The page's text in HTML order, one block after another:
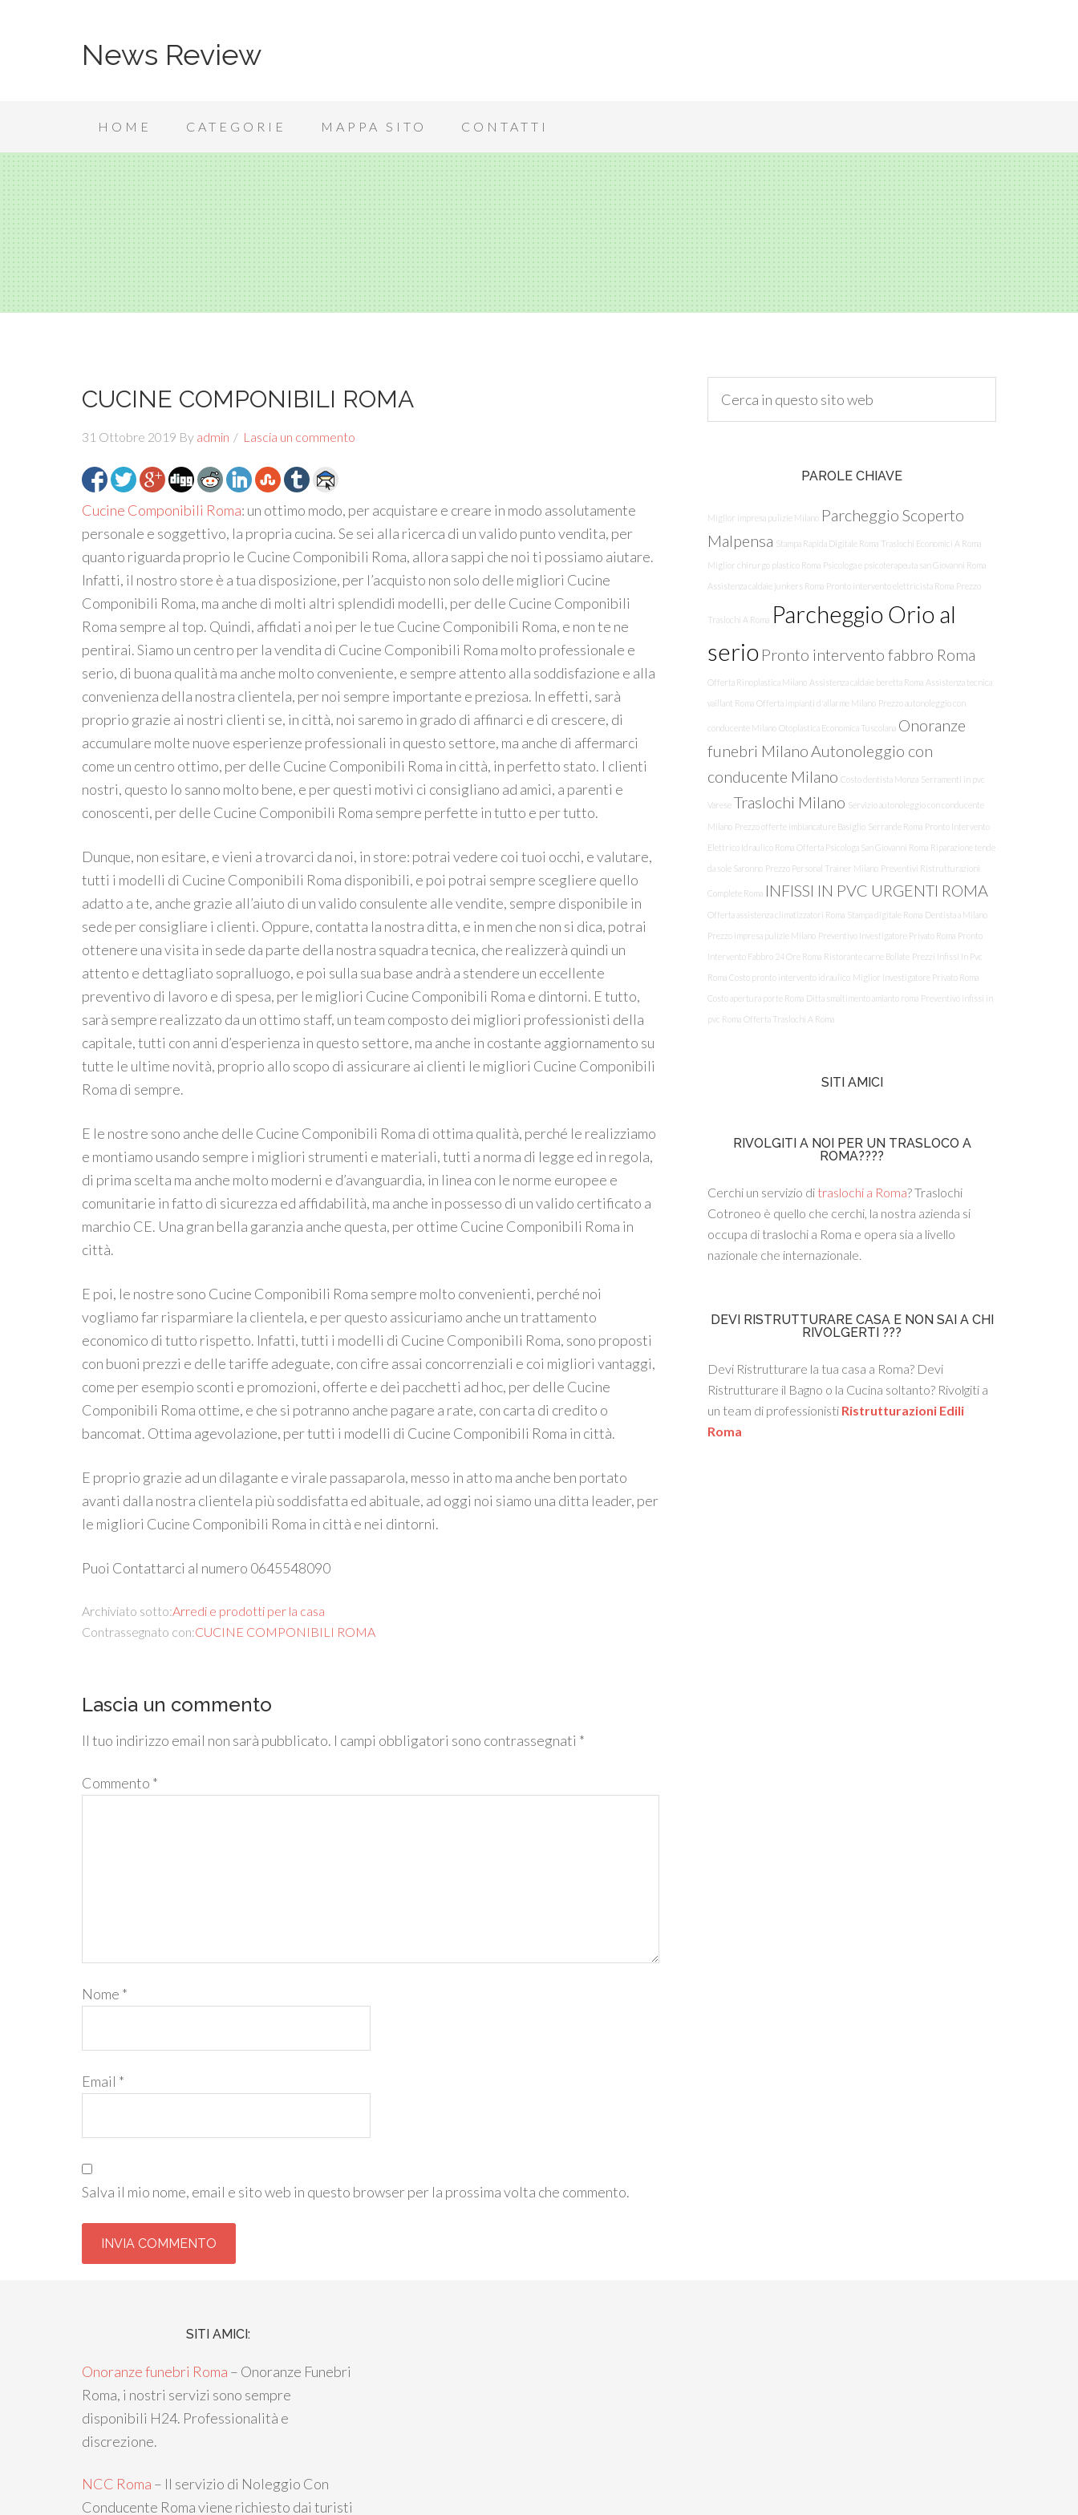
News Review
HOME CATEGORIE MAPPA SITO CONTATTI
CUCINE COMPONIBILI ROMA
31 Ottobre 2019 By admin Lascia un commento
Cucine Componibili Roma: un ottimo modo, per acquistare e creare in modo assolutamente
personale e soggettivo, la propria cucina. Se sei alla ricerca di un valido punto vendita, per
quanto riguarda proprio le Cucine Componibili Roma, allora sappi che noi ti possiamo aiutare.
Infatti, il nostro store è a tua disposizione, per l’acquisto non solo delle migliori Cucine
Componibili Roma, ma anche di molti altri splendidi modelli, per delle Cucine Componibili
Roma sempre al top. Quindi, affidati a noi per le tue Cucine Componibili Roma, e non te ne
pentirai. Siamo un centro per la vendita di Cucine Componibili Roma molto professionale e
serio, di buona qualità ma anche molto conveniente, e sempre attento alla soddisfazione e alla
convenienza della nostra clientela, per noi sempre importante e preziosa. In effetti, sarà
proprio grazie ai nostri clienti se, in città, noi saremo in grado di affinarci e di crescere, di
accumulare molte nuove esperienze professionali in questo settore, ma anche di affermarci
come un centro ottimo, per delle Cucine Componibili Roma in città, in perfetto stato. I clienti
nostri, questo lo sanno molto bene, e per questi motivi ci consigliano ad amici, a parenti e
conoscenti, per delle Cucine Componibili Roma sempre perfette in tutto e per tutto.
Dunque, non esitare, e vieni a trovarci da noi, in store: potrai vedere coi tuoi occhi, e valutare,
tutti i modelli di Cucine Componibili Roma disponibili, e poi potrai sempre scegliere quello
adatto a te, anche grazie all’aiuto di un valido consulente alle vendite, sempre disponibile in
sede per consigliare i clienti. Oppure, contatta la nostra ditta, e in men che non si dica, potrai
ottenere una visita in sede da parte della nostra squadra tecnica, che realizzerà quindi un
attento e dettagliato sopralluogo, e poi sulla sua base andrà a stendere un eccellente
preventivo di lavoro e di spesa, per le migliori Cucine Componibili Roma e dintorni. E tutto,
sarà sempre realizzato da un ottimo staff, un team composto dei migliori professionisti della
capitale, tutti con anni d’esperienza in questo settore, ma anche in costante aggiornamento su
tutte le ultime novità, proprio allo scopo di assicurare ai clienti le migliori Cucine Componibili
Roma di sempre.
E le nostre sono anche delle Cucine Componibili Roma di ottima qualità, perché le realizziamo
e montiamo usando sempre i migliori strumenti e materiali, tutti a norma di legge ed in regola,
di prima scelta ma anche molto moderni e d’avanguardia, in linea con le norme europee e
comunitarie in fatto di sicurezza ed affidabilità, ma anche in possesso di un valido certificato a
marchio CE. Una gran bella garanzia anche questa, per ottime Cucine Componibili Roma in
città.
E poi, le nostre sono Cucine Componibili Roma sempre molto convenienti, perché noi
vogliamo far risparmiare la clientela, e per questo assicuriamo anche un trattamento
economico di tutto rispetto. Infatti, tutti i modelli di Cucine Componibili Roma, sono proposti
con buoni prezzi e delle tariffe adeguate, con cifre assai concorrenziali e coi migliori vantaggi,
come per esempio sconti e promozioni, offerte e dei pacchetti ad hoc, per delle Cucine
Componibili Roma ottime, e che si potranno anche pagare a rate, con carta di credito o
bancomat. Ottima agevolazione, per tutti i modelli di Cucine Componibili Roma in città.
E proprio grazie ad un dilagante e virale passaparola, messo in atto ma anche ben portato
avanti dalla nostra clientela più soddisfatta ed abituale, ad oggi noi siamo una ditta leader, per
le migliori Cucine Componibili Roma in città e nei dintorni.
Puoi Contattarci al numero 0645548090
Archiviato sotto:Arredi e prodotti per la casa
Contrassegnato con:CUCINE COMPONIBILI ROMA
Lascia un commento
Il tuo indirizzo email non sarà pubblicato. I campi obbligatori sono contrassegnati *
Commento *
Nome *
Email *
Salva il mio nome, email e sito web in questo browser per la prossima volta che commento.
PAROLE CHIAVE
Miglior impresa pulizie Milano Parcheggio Scoperto
Malpensa Stampa Rapida Digitale Roma Traslochi Economici A Roma
Miglior chirurgo plastico Roma Psicologa e psicoterapeuta san Giovanni Roma
Assistenza caldaie junkers Roma Pronto intervento elettricista Roma Prezzo
Traslochi A Roma Parcheggio Orio al
serio Pronto intervento fabbro Roma
Offerta Rinoplastica Milano Assistenza caldaie beretta Roma Assistenza tecnica
vaillant Roma Offerta impianti d'allarme Milano Prezzo autonoleggio con
conducente Milano Otoplastica Economica Tuscolana Onoranze
funebri MilanoAutonoleggio con
conducente Milano Costo dentista Monza Serramenti in pvc
Varese Traslochi Milano Servizio autonoleggio con conducente
Milano Prezzo offerte imbiancature Basiglio Serrande Roma Pronto Intervento
Elettrico Idraulico Roma Offerta Psicologa San Giovanni Roma Riparazione tende
da sole Saronno Prezzo Personal Trainer Milano Preventivi Ristrutturazioni
Complete Roma INFISSI IN PVC URGENTI ROMA
Offerta assistenza climatizzatori Roma Stampa digitale Roma Dentista a Milano
Prezzo impresa pulizie Milano Preventivo Investigatore Privato Roma Pronto
Intervento Fabbro 24 Ore Roma Ristorante carne Bollate Prezzi Infissi In Pvc
Roma Costo pronto intervento idraulico Miglior Investigatore Privato Roma
Costo apertura porte Roma Ditta smaltimento amianto roma Preventivo infissi in
pvc Roma Offerta Traslochi A Roma
SITI AMICI
RIVOLGITI A NOI PER UN TRASLOCO A
ROMA????
Cerchi un servizio di traslochi a Roma? Traslochi
Cotroneo è quello che cerchi, la nostra azienda si
occupa di traslochi a Roma e opera sia a livello
nazionale che internazionale.
DEVI RISTRUTTURARE CASA E NON SAI A CHI
RIVOLGERTI ???
Devi Ristrutturare la tua casa a Roma? Devi
Ristrutturare il Bagno o la Cucina soltanto? Rivolgiti a
un team di professionisti Ristrutturazioni Edili
Roma
SITI AMICI:
Onoranze funebri Roma – Onoranze Funebri
Roma, i nostri servizi sono sempre
disponibili H24. Professionalità e
discrezione.
NCC Roma – Il servizio di Noleggio Con
Conducente Roma viene richiesto dai turisti